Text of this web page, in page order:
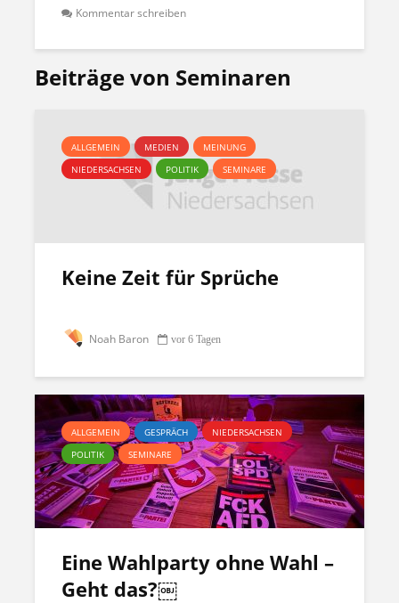
Kommentar schreiben
Beiträge von Seminaren
ALLGEMEIN MEDIEN
MEINUNG
NIEDERSACHSEN
POLITIK SEMINARE
Keine Zeit für Sprüche
Noah Baron vor 6 Tagen
ALLGEMEIN GESPRÄCH
NIEDERSACHSEN
POLITIK
SEMINARE
Eine Wahlparty ohne Wahl –
Geht das?￼